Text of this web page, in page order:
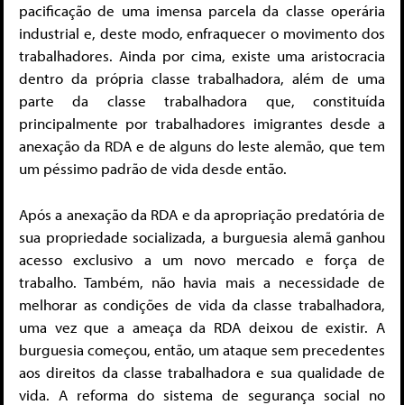
pacificação de uma imensa parcela da classe operária
industrial e, deste modo, enfraquecer o movimento dos
trabalhadores. Ainda por cima, existe uma aristocracia
dentro da própria classe trabalhadora, além de uma
parte da classe trabalhadora que, constituída
principalmente por trabalhadores imigrantes desde a
anexação da RDA e de alguns do leste alemão, que tem
um péssimo padrão de vida desde então.
Após a anexação da RDA e da apropriação predatória de
sua propriedade socializada, a burguesia alemã ganhou
acesso exclusivo a um novo mercado e força de
trabalho. Também, não havia mais a necessidade de
melhorar as condições de vida da classe trabalhadora,
uma vez que a ameaça da RDA deixou de existir. A
burguesia começou, então, um ataque sem precedentes
aos direitos da classe trabalhadora e sua qualidade de
vida. A reforma do sistema de segurança social no